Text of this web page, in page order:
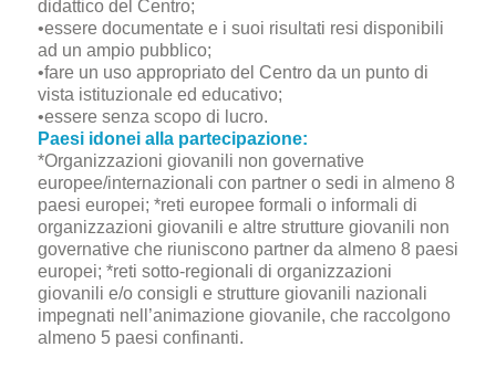
didattico del Centro;
•essere documentate e i suoi risultati resi disponibili
ad un ampio pubblico;
•fare un uso appropriato del Centro da un punto di
vista istituzionale ed educativo;
•essere senza scopo di lucro.
Paesi idonei alla partecipazione:
*Organizzazioni giovanili non governative
europee/internazionali con partner o sedi in almeno 8
paesi europei; *reti europee formali o informali di
organizzazioni giovanili e altre strutture giovanili non
governative che riuniscono partner da almeno 8 paesi
europei; *reti sotto-regionali di organizzazioni
giovanili e/o consigli e strutture giovanili nazionali
impegnati nell’animazione giovanile, che raccolgono
almeno 5 paesi confinanti.